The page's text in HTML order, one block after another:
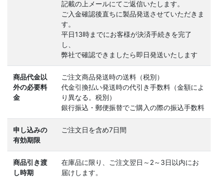
記載の上メールにてご返信いたします。
ご入金確認後直ちに製品発送させていただきま
す。
平日13時までにお客様が決済手続きを完了
し、
弊社で確認できましたら即日発送いたします
商品代金以
外の必要料
金
ご注文商品発送時の送料（税別）
代金引換払い発送時の代引き手数料（金額によ
り異なる。税別）
銀行振込・郵便振替でご購入の際の振込手数料
申し込みの
有効期限
ご注文日を含め7日間
商品引き渡
し時期
在庫品に限り、ご注文翌日～2～3日以内にお
届けします。